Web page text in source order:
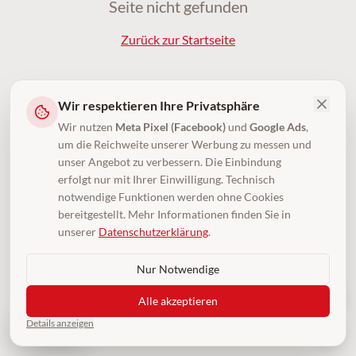
Seite nicht gefunden
Zurück zur Startseite
4,5 (250)
Wir respektieren Ihre Privatsphäre
Wir nutzen Meta Pixel (Facebook) und Google Ads,
um die Reichweite unserer Werbung zu messen und
unser Angebot zu verbessern. Die Einbindung
erfolgt nur mit Ihrer Einwilligung. Technisch
notwendige Funktionen werden ohne Cookies
bereitgestellt. Mehr Informationen finden Sie in
unserer Datenschutzerklärung.
Details anzeigen
Nur Notwendige
Alle akzeptieren